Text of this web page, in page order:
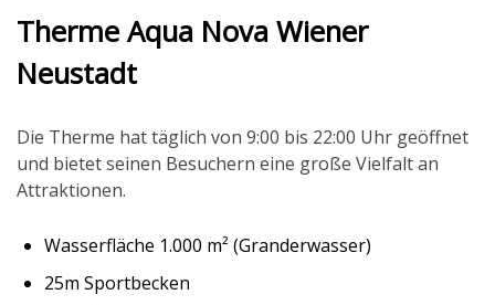
Therme Aqua Nova Wiener
Neustadt
Die Therme hat täglich von 9:00 bis 22:00 Uhr geöffnet
und bietet seinen Besuchern eine große Vielfalt an
Attraktionen.
Wasserfläche 1.000 m² (Granderwasser)
25m Sportbecken